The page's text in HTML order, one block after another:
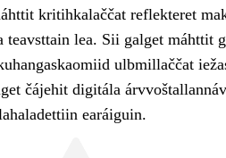
kritihkalaččat reflekteret
teavsttain lea. Sii galget máhttit
ulbmillaččat
čájehit digitála
earáiguin.